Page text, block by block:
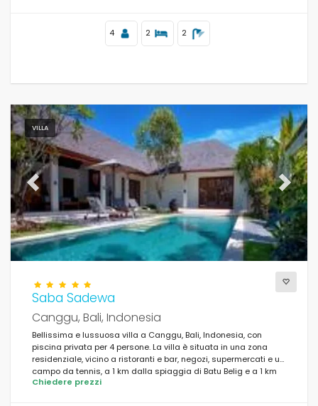
4 2 2
VILLA
Previous Next
Saba Sadewa
Canggu, Bali, Indonesia
Bellissima e lussuosa villa a Canggu, Bali, Indonesia, con
piscina privata per 4 persone. La villa è situata in una zona
residenziale, vicino a ristoranti e bar, negozi, supermercati e un
campo da tennis, a 1 km dalla spiaggia di Batu Belig e a 1 km
dall'Oceano Indiano.
Chiedere prezzi